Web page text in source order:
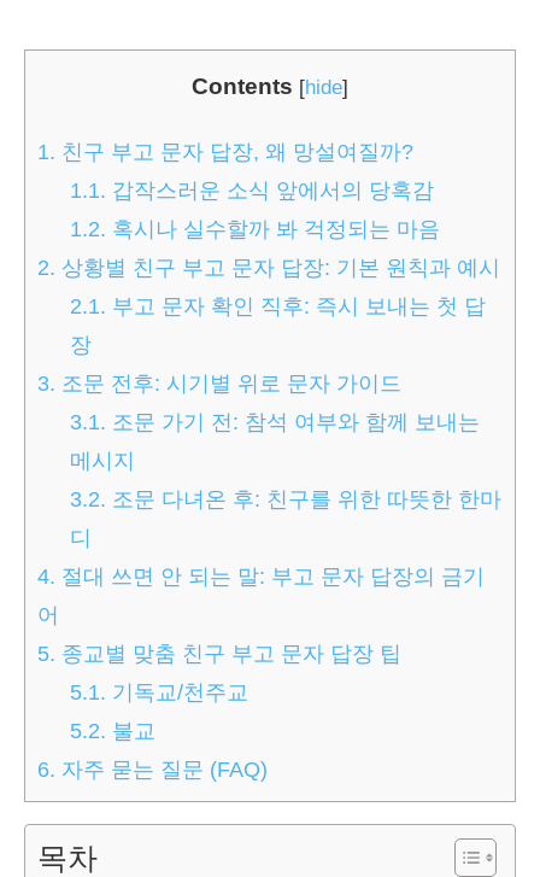
Contents [hide]
1. 친구 부고 문자 답장, 왜 망설여질까?
1.1. 갑작스러운 소식 앞에서의 당혹감
1.2. 혹시나 실수할까 봐 걱정되는 마음
2. 상황별 친구 부고 문자 답장: 기본 원칙과 예시
2.1. 부고 문자 확인 직후: 즉시 보내는 첫 답
장
3. 조문 전후: 시기별 위로 문자 가이드
3.1. 조문 가기 전: 참석 여부와 함께 보내는
메시지
3.2. 조문 다녀온 후: 친구를 위한 따뜻한 한마
디
4. 절대 쓰면 안 되는 말: 부고 문자 답장의 금기
어
5. 종교별 맞춤 친구 부고 문자 답장 팁
5.1. 기독교/천주교
5.2. 불교
6. 자주 묻는 질문 (FAQ)
목차